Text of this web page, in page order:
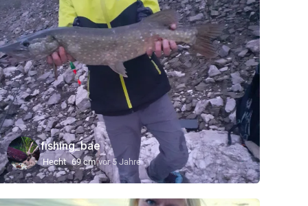
fishing_bae
Hecht 69 cm vor 5 Jahre